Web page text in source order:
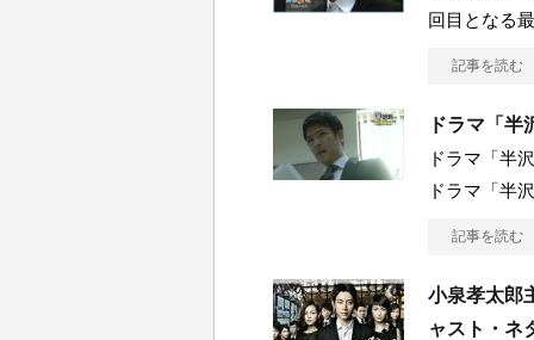
回目となる
記事を読む
ドラマ「
ドラマ「半
ドラマ「半
記事を読む
小泉孝太郎
ャスト・ネ